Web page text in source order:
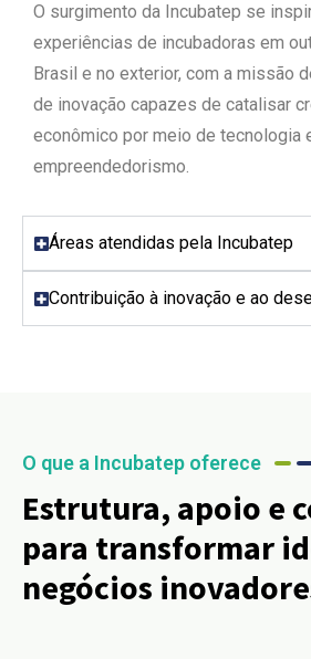
O surgimento da Incubatep se
experiências de incubadoras em
Brasil e no exterior, com a missão
de inovação capazes de catalisar
econômico por meio de tecnologia
empreendedorismo.
Áreas atendidas pela Incubatep
Contribuição à inovação e ao
O que a Incubatep oferece
Estrutura, apoio e
para transformar
negócios